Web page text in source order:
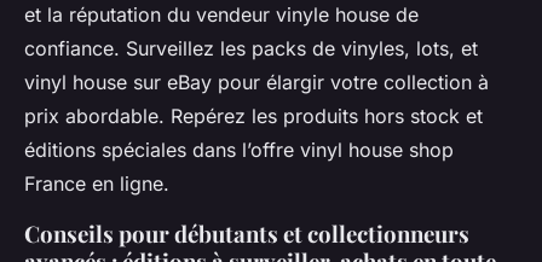
et la réputation du vendeur vinyle house de
confiance. Surveillez les packs de vinyles, lots, et
vinyl house sur eBay pour élargir votre collection à
prix abordable. Repérez les produits hors stock et
éditions spéciales dans l’offre vinyl house shop
France en ligne.
Conseils pour débutants et collectionneurs